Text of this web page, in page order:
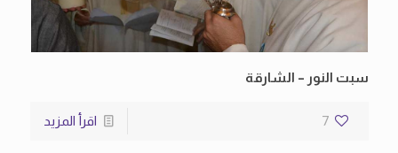
سبت النور – الشارقة
7 اقرأ المزيد